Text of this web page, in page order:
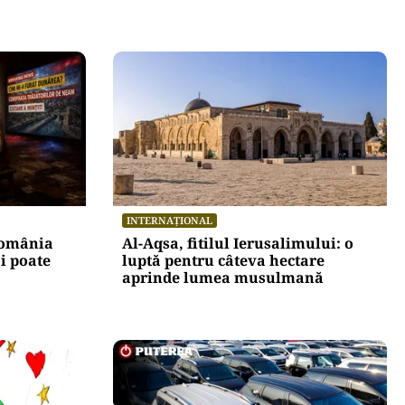
poate
INTERNAȚIONAL
Al-Aqsa, fitilul Ierusalimului: o
luptă pentru câteva hectare
aprinde lumea musulmană